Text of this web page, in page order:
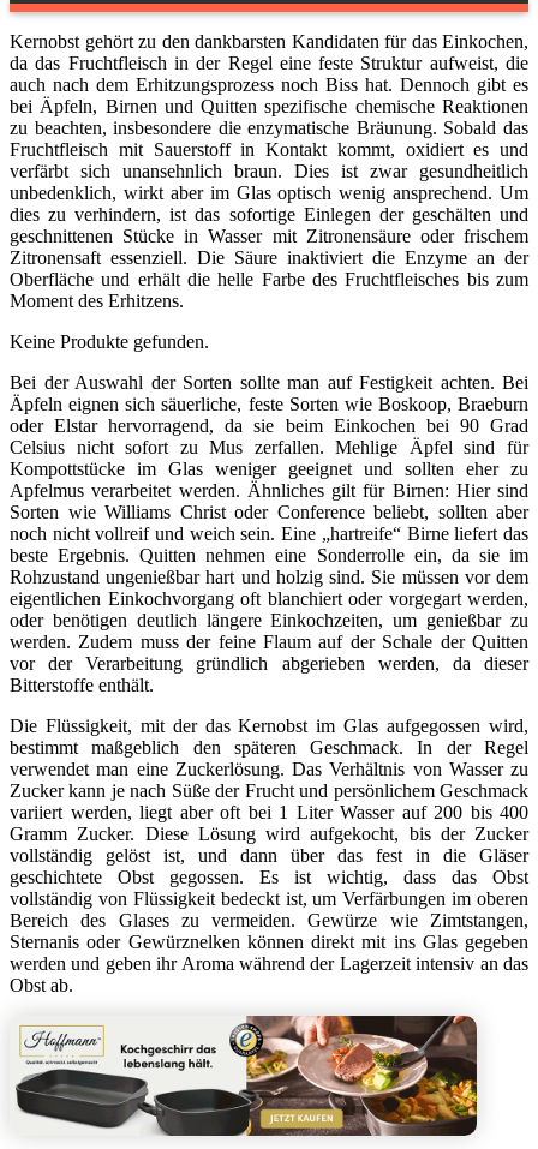
Kernobst gehört zu den dankbarsten Kandidaten für das Einkochen,
da das Fruchtfleisch in der Regel eine feste Struktur aufweist, die
auch nach dem Erhitzungsprozess noch Biss hat. Dennoch gibt es
bei Äpfeln, Birnen und Quitten spezifische chemische Reaktionen
zu beachten, insbesondere die enzymatische Bräunung. Sobald das
Fruchtfleisch mit Sauerstoff in Kontakt kommt, oxidiert es und
verfärbt sich unansehnlich braun. Dies ist zwar gesundheitlich
unbedenklich, wirkt aber im Glas optisch wenig ansprechend. Um
dies zu verhindern, ist das sofortige Einlegen der geschälten und
geschnittenen Stücke in Wasser mit Zitronensäure oder frischem
Zitronensaft essenziell. Die Säure inaktiviert die Enzyme an der
Oberfläche und erhält die helle Farbe des Fruchtfleisches bis zum
Moment des Erhitzens.
Keine Produkte gefunden.
Bei der Auswahl der Sorten sollte man auf Festigkeit achten. Bei
Äpfeln eignen sich säuerliche, feste Sorten wie Boskoop, Braeburn
oder Elstar hervorragend, da sie beim Einkochen bei 90 Grad
Celsius nicht sofort zu Mus zerfallen. Mehlige Äpfel sind für
Kompottstücke im Glas weniger geeignet und sollten eher zu
Apfelmus verarbeitet werden. Ähnliches gilt für Birnen: Hier sind
Sorten wie Williams Christ oder Conference beliebt, sollten aber
noch nicht vollreif und weich sein. Eine „hartreife“ Birne liefert das
beste Ergebnis. Quitten nehmen eine Sonderrolle ein, da sie im
Rohzustand ungenießbar hart und holzig sind. Sie müssen vor dem
eigentlichen Einkochvorgang oft blanchiert oder vorgegart werden,
oder benötigen deutlich längere Einkochzeiten, um genießbar zu
werden. Zudem muss der feine Flaum auf der Schale der Quitten
vor der Verarbeitung gründlich abgerieben werden, da dieser
Bitterstoffe enthält.
Die Flüssigkeit, mit der das Kernobst im Glas aufgegossen wird,
bestimmt maßgeblich den späteren Geschmack. In der Regel
verwendet man eine Zuckerlösung. Das Verhältnis von Wasser zu
Zucker kann je nach Süße der Frucht und persönlichem Geschmack
variiert werden, liegt aber oft bei 1 Liter Wasser auf 200 bis 400
Gramm Zucker. Diese Lösung wird aufgekocht, bis der Zucker
vollständig gelöst ist, und dann über das fest in die Gläser
geschichtete Obst gegossen. Es ist wichtig, dass das Obst
vollständig von Flüssigkeit bedeckt ist, um Verfärbungen im oberen
Bereich des Glases zu vermeiden. Gewürze wie Zimtstangen,
Sternanis oder Gewürznelken können direkt mit ins Glas gegeben
werden und geben ihr Aroma während der Lagerzeit intensiv an das
Obst ab.